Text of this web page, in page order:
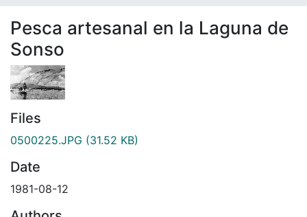
Pesca artesanal en la Laguna de
Sonso
Files
0500225.JPG (31.52 KB)
Date
1981-08-12